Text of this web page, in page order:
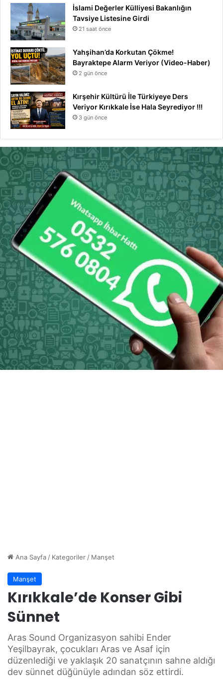
İslami Değerler Külliyesi Bakanlığın
Tavsiye Listesine Girdi
21 saat önce
Yahşihan’da Korkutan Çökme!
Bayraktepe Alarm Veriyor (Video-Haber)
2 gün önce
Kırşehir Kültürü İle Türkiyeye Ders
Veriyor Kırıkkale İse Hala Seyrediyor !!!
3 gün önce